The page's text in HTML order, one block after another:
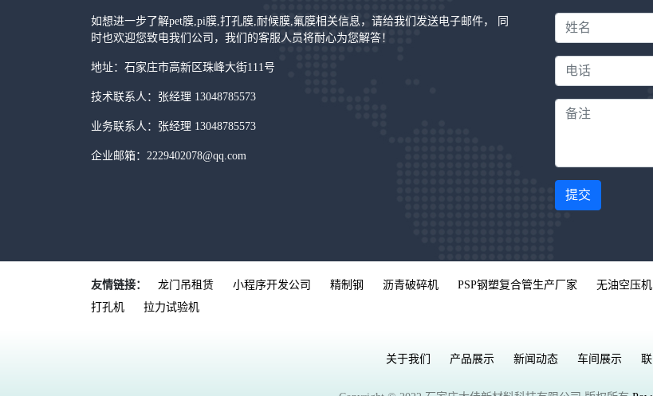
如想进一步了解pet膜,pi膜,打孔膜,耐候膜,氟膜相关信息，请给我们发送电子邮件， 同
时也欢迎您致电我们公司，我们的客服人员将耐心为您解答！
地址：石家庄市高新区珠峰大街111号
技术联系人：张经理 13048785573
业务联系人：张经理 13048785573
企业邮箱：2229402078@qq.com
提交
友情链接： 龙门吊租赁 小程序开发公司 精制钢 沥青破碎机 PSP钢塑复合管生产厂家 无油空压机
打孔机
拉力试验机
关于我们 产品展示 新闻动态 车间展示 联